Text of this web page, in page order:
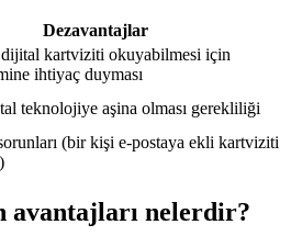
Dezavantajlar
kartviziti okuyabilmesi için
ihtiyaç duyması
teknolojiye aşina olması gerekliliği
(bir kişi e-postaya ekli kartviziti
nelerdir?